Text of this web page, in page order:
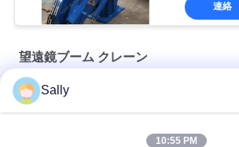
連絡
望遠鏡ブーム クレーン
船舶用10トン電動機関室クレーン
Sally
10:55 PM